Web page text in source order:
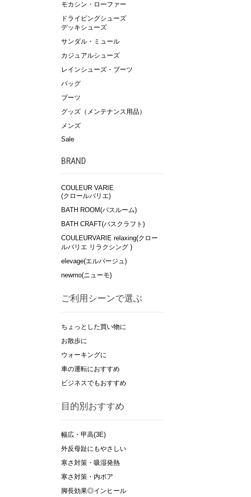
モカシン・ローファー
ドライビングシューズ
デッキシューズ
サンダル・ミュール
カジュアルシューズ
レインシューズ・ブーツ
バッグ
ブーツ
グッズ（メンテナンス用品）
メンズ
Sale
BRAND
COULEUR VARIE
(クロールバリエ)
BATH ROOM(バスルーム)
BATH CRAFT(バスクラフト)
COULEURVARIE relaxing(クロー
ルバリエ リラクシング )
elevage(エルバージュ)
newmo(ニューモ)
ご利用シーンで選ぶ
ちょっとした買い物に
お散歩に
ウォーキングに
車の運転におすすめ
ビジネスでもおすすめ
目的別おすすめ
幅広・甲高(3E)
外反母趾にもやさしい
寒さ対策・吸湿発熱
寒さ対策・内ボア
脚長効果◎インヒール